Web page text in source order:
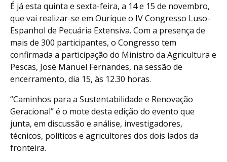
É já esta quinta e sexta-feira, a 14 e 15 de novembro,
que vai realizar-se em Ourique o IV Congresso Luso-
Espanhol de Pecuária Extensiva. Com a presença de
mais de 300 participantes, o Congresso tem
confirmada a participação do Ministro da Agricultura e
Pescas, José Manuel Fernandes, na sessão de
encerramento, dia 15, às 12.30 horas.
“Caminhos para a Sustentabilidade e Renovação
Geracional” é o mote desta edição do evento que
junta, em discussão e análise, investigadores,
técnicos, políticos e agricultores dos dois lados da
fronteira.